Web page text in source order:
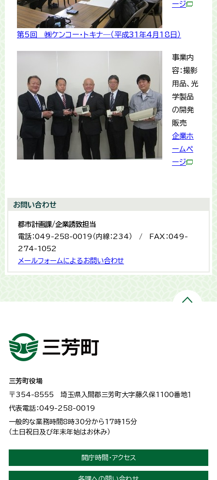
ージ
第5回 ㈱ケンコー・トキナ―（平成31年4月18日）
事業内
容：撮影
用品、光
学製品
の開発
販売
企業ホ
ームペ
ージ
お問い合わせ
都市計画課/企業誘致担当
電話：049-258-0019（内線：234） / FAX：049-
274-1052
メールフォームによるお問い合わせ
三芳町役場
〒354-8555 埼玉県入間郡三芳町大字藤久保1100番地１
代表電話：049-258-0019
一般的な業務時間8時30分から17時15分
（土日祝日及び年末年始はお休み）
開庁時間・アクセス